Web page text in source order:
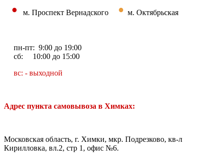
• м. Проспект Вернадского • м. Октябрьская
пн-пт: 9:00 до 19:00
сб: 10:00 до 15:00
вс: - выходной
Адрес пункта самовывоза в Химках:
Московская область, г. Химки, мкр. Подрезково, кв-л
Кирилловка, вл.2, стр 1, офис №6.